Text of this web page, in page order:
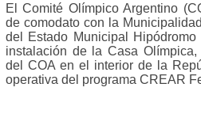
El Comité Olímpico Argentino
de comodato con la
del Estado Municipal
instalación de la Casa
del COA en el interior de la
operativa del programa CREAR